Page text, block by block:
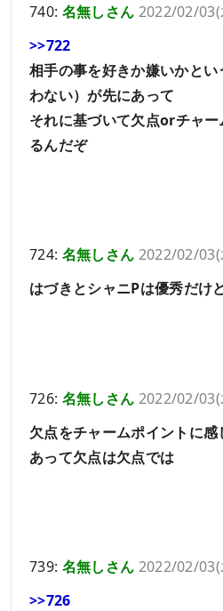
740: 名無しさん 2022/02/
>>722
相手の事を好きか嫌いかと
わない）が先にあって
それに基づいて欠点orチャ
るんだぞ
724: 名無しさん 2022/02/
はづきとシャニPは優秀だけ
726: 名無しさん 2022/02/
欠点をチャームポイントに
あって欠点は欠点では
739: 名無しさん 2022/02/
>>726